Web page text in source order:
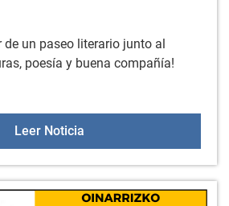
de un paseo literario junto al
poesía y buena compañía!
Leer NoticiaPaseo literario en las